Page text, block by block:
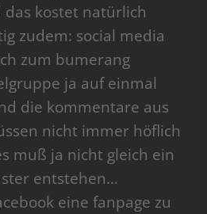
das kostet natürlich
zudem: social media
zum bumerang
ja auf einmal
die kommentare aus
nicht immer höflich
muß ja nicht gleich ein
entstehen…
eine fanpage zu